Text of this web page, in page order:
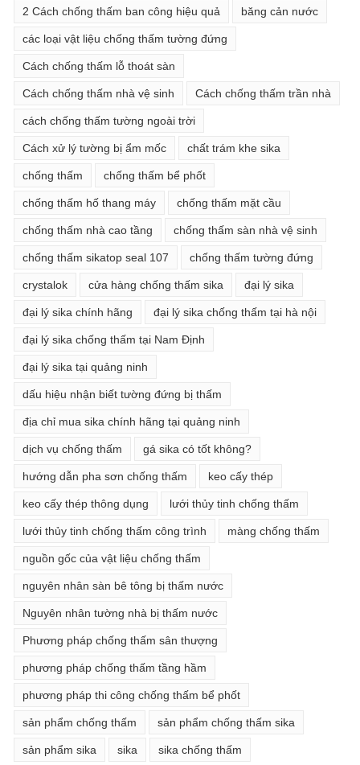
2 Cách chống thấm ban công hiệu quả băng cản nước
các loại vật liệu chống thấm tường đứng
Cách chống thấm lỗ thoát sàn
Cách chống thấm nhà vệ sinh Cách chống thấm trần nhà
cách chống thấm tường ngoài trời
Cách xử lý tường bị ẩm mốc chất trám khe sika
chống thấm chống thấm bể phốt
chống thấm hố thang máy chống thấm mặt cầu
chống thấm nhà cao tầng chống thấm sàn nhà vệ sinh
chống thấm sikatop seal 107 chống thấm tường đứng
crystalok cửa hàng chống thấm sika đại lý sika
đại lý sika chính hãng đại lý sika chống thấm tại hà nội
đại lý sika chống thấm tại Nam Định
đại lý sika tại quảng ninh
dấu hiệu nhận biết tường đứng bị thấm
địa chỉ mua sika chính hãng tại quảng ninh
dịch vụ chống thấm gá sika có tốt không?
hướng dẫn pha sơn chống thấm keo cấy thép
keo cấy thép thông dụng lưới thủy tinh chống thấm
lưới thủy tinh chống thấm công trình màng chống thấm
nguồn gốc của vật liệu chống thấm
nguyên nhân sàn bê tông bị thấm nước
Nguyên nhân tường nhà bị thấm nước
Phương pháp chống thấm sân thượng
phương pháp chống thấm tầng hầm
phương pháp thi công chống thấm bể phốt
sản phẩm chống thấm sản phẩm chống thấm sika
sản phẩm sika sika sika chống thấm